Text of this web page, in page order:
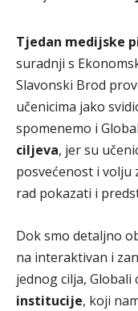
Tjedan medijske
suradnji s
Slavonski Brod
učenicima jako
spomenemo i
ciljeva, jer su
posvećenost i volju
rad pokazati i
Dok smo detaljno
na interaktivan i
jednog cilja, Globali
institucije, koji